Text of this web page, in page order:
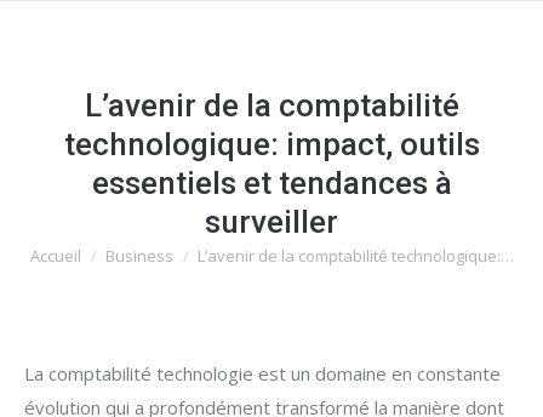
L’avenir de la comptabilité
technologique: impact, outils
essentiels et tendances à
surveiller
Vous êtes ici :
Accueil Business L’avenir de la comptabilité technologique:…
La comptabilité technologie est un domaine en constante
évolution qui a profondément transformé la manière dont